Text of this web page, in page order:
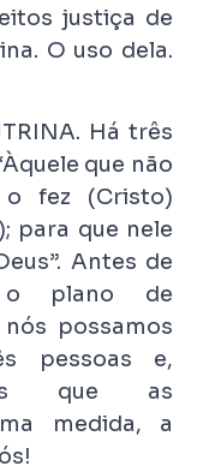
justiça de
O uso dela.
Há três
que não
o fez (Cristo)
para que nele
Antes de
o plano de
possamos
pessoas e,
que as
medida, a